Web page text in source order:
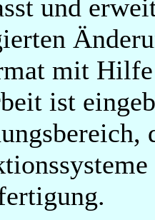
und
mit Hilfe
ist